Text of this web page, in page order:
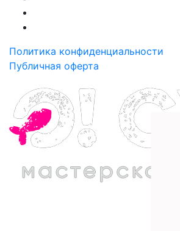
Политика конфиденциальности
Публичная оферта